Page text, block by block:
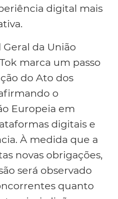
digital mais
da União
marca um passo
do Ato dos
o
Europeia em
digitais e
À medida que a
novas obrigações,
será observado
quanto